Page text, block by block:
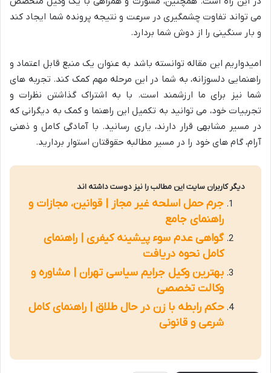
می تواند تفاوت چشمگیری در سرعت و نتیجه پرونده شما ایجاد کند
و بار سنگینی را از دوش شما بردارد.
امیدواریم این مقاله توانسته باشد به عنوان یک منبع قابل اعتماد و
راهنمایی دلسوزانه، به شما در این مرحله مهم کمک کند. تجربه های
شما نیز برای ما ارزشمند است. با به اشتراک گذاشتن نظرات و
تجربیات خود، می توانید به تکمیل این راهنما و کمک به دیگرانی که
در مسیر مشابهی قرار دارند، یاری رسانید. با آمادگی کامل و ذهنی
آرام، گام های خود را در مسیر مطالبه حقوقتان استوار بردارید.
دیگر کاربران سایت این مطالب را نیز دوست داشته اند
جرم حمل اسلحه غیر مجاز | قوانین، مجازات و
راهنمای جامع
گواهی عدم سوء پیشینه کیفری | راهنمای
کامل نحوه دریافت
بهترین وکیل جرایم سیاسی تهران | مشاوره و
وکالت تخصصی
حکم رابطه با زن در حال طلاق | راهنمای کامل
شرعی و قانونی